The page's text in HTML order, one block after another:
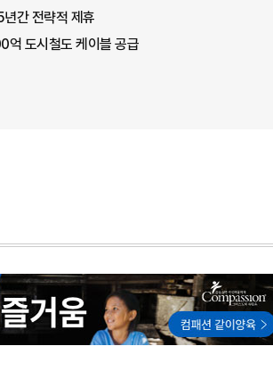
간 전략적 제휴
억 도시철도 케이블 공급